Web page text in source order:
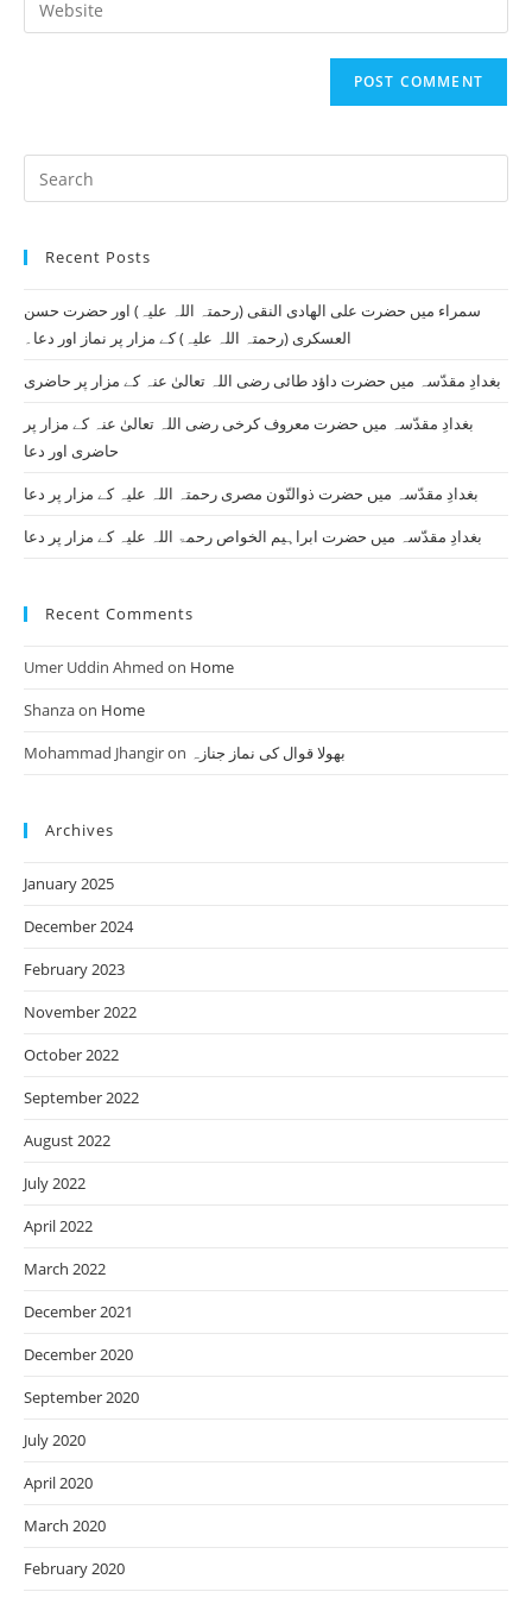
comment
address
your
Recent Posts
سمراء میں حضرت علی الھادی النقی (رحمتہ اللہ علیہ) اور حضرت حسن
العسکری (رحمتہ اللہ علیہ) کے مزار پر نماز اور دعا۔
بغدادِ مقدّسہ میں حضرت داؤد طائی رضی اللہ تعالیٰ عنہ کے مزار پر حاضری
بغدادِ مقدّسہ میں حضرت معروف کرخی رضی اللہ تعالیٰ عنہ کے مزار پر
حاضری اور دعا
بغدادِ مقدّسہ میں حضرت ذوالنّون مصری رحمتہ اللہ علیہ کے مزار پر دعا
بغدادِ مقدّسہ میں حضرت ابراہیم الخواص رحمۃ اللہ علیہ کے مزار پر دعا
Recent Comments
Umer Uddin Ahmed on Home
Shanzaon Home
Mohammad Jhangiron بھولا قوال کی نماز جنازہ
Archives
January 2025
December 2024
February 2023
November 2022
October 2022
September 2022
August 2022
July 2022
April 2022
March 2022
December 2021
December 2020
September 2020
July 2020
April 2020
March 2020
February 2020